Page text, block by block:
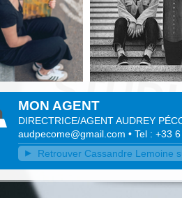
MON AGENT
DIRECTRICE/AGENT AUDREY
audpecome@gmail.com • Tel : +33
Retrouver Cassandre Lemoine